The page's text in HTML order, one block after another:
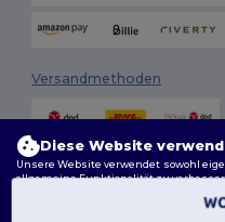
Versandmethoden
Diese Website
Unsere Website verwendet sowohl
allgemeine Funktionalität zu
der Website zu analysieren und ein
zu gewährleisten, einschließlich